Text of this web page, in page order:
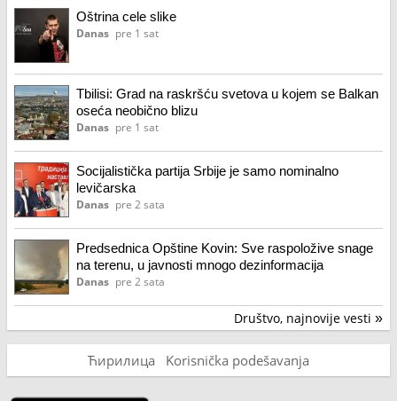
Oštrina cele slike
Danas pre 1 sat
Tbilisi: Grad na raskršću svetova u kojem se Balkan
oseća neobično blizu
Danas pre 1 sat
Socijalistička partija Srbije je samo nominalno
levičarska
Danas pre 2 sata
Predsednica Opštine Kovin: Sve raspoložive snage
na terenu, u javnosti mnogo dezinformacija
Danas pre 2 sata
Društvo, najnovije vesti »
Ћирилица Korisnička podešavanja